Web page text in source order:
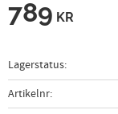
789 KR
Lagerstatus
Artikelnr